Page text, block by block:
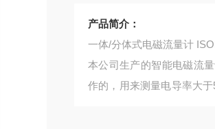
产品简介：
一体/分体式电磁流量计
本公司生产的智能电磁流
作的，用来测量电导率大